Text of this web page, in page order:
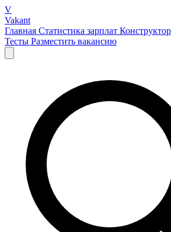
V
Vakant
Главная Статистика зарплат
Тесты Разместить вакансию